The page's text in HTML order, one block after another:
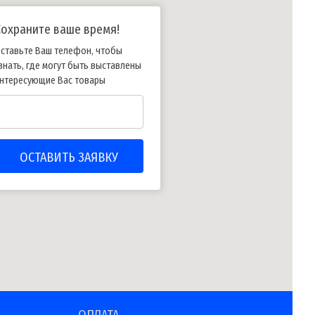
ваше время!
Ваш телефон, чтобы
где могут быть выставлены
Вас товары